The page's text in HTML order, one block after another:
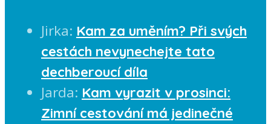
Jirka: Kam za uměním? Při svých
cestách nevynechejte tato
dechberoucí díla
Jarda: Kam vyrazit v prosinci:
Zimní cestování má jedinečné